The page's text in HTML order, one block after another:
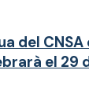
del
el 29